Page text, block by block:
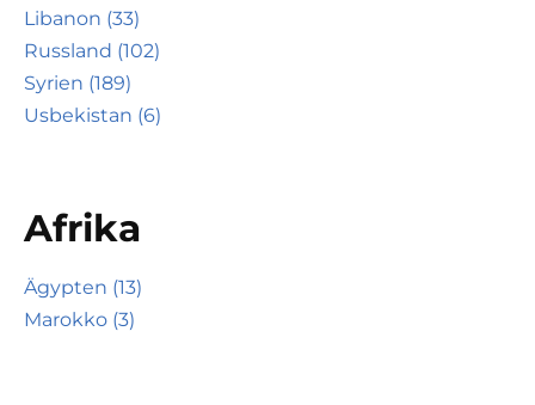
Libanon (33)
Russland (102)
Syrien (189)
Usbekistan (6)
Afrika
Ägypten (13)
Marokko (3)